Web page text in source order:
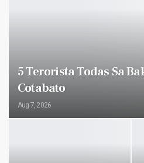
5 Terorista Todas Sa
Cotabato
Aug 7, 2026